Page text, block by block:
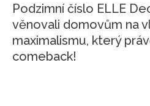
Podzimní číslo ELLE
věnovali domovům na
maximalismu, který
comeback!